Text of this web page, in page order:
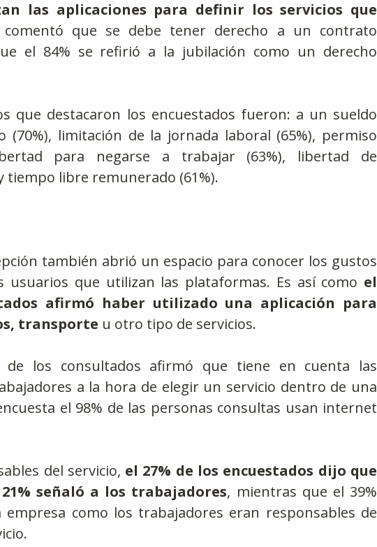
las aplicaciones para definir los servicios que
comentó que se debe tener derecho a un contrato
el 84% se refirió a la jubilación como un derecho
que destacaron los encuestados fueron: a un sueldo
(70%), limitación de la jornada laboral (65%), permiso
para negarse a trabajar (63%), libertad de
tiempo libre remunerado (61%).
también abrió un espacio para conocer los gustos
usuarios que utilizan las plataformas. Es así como el
afirmó haber utilizado una aplicación para
transporte u otro tipo de servicios.
de los consultados afirmó que tiene en cuenta las
a la hora de elegir un servicio dentro de una
el 98% de las personas consultas usan internet
del servicio, el 27% de los encuestados dijo que
señaló a los trabajadores, mientras que el 39%
como los trabajadores eran responsables de